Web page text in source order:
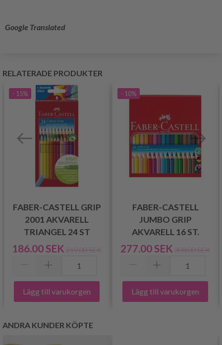
Google Translated
RELATERADE PRODUKTER
- 15%
FABER-CASTELL GRIP
2001 AKVARELL
TRIANGEL 24 ST
186.00 SEK 219.00 SEK
Lägg till varukorgen
- 10%
FABER-CASTELL
JUMBO GRIP
AKVARELL 16 ST.
277.00 SEK 308.00 SEK
Lägg till varukorgen
ANDRA KUNDER KÖPTE